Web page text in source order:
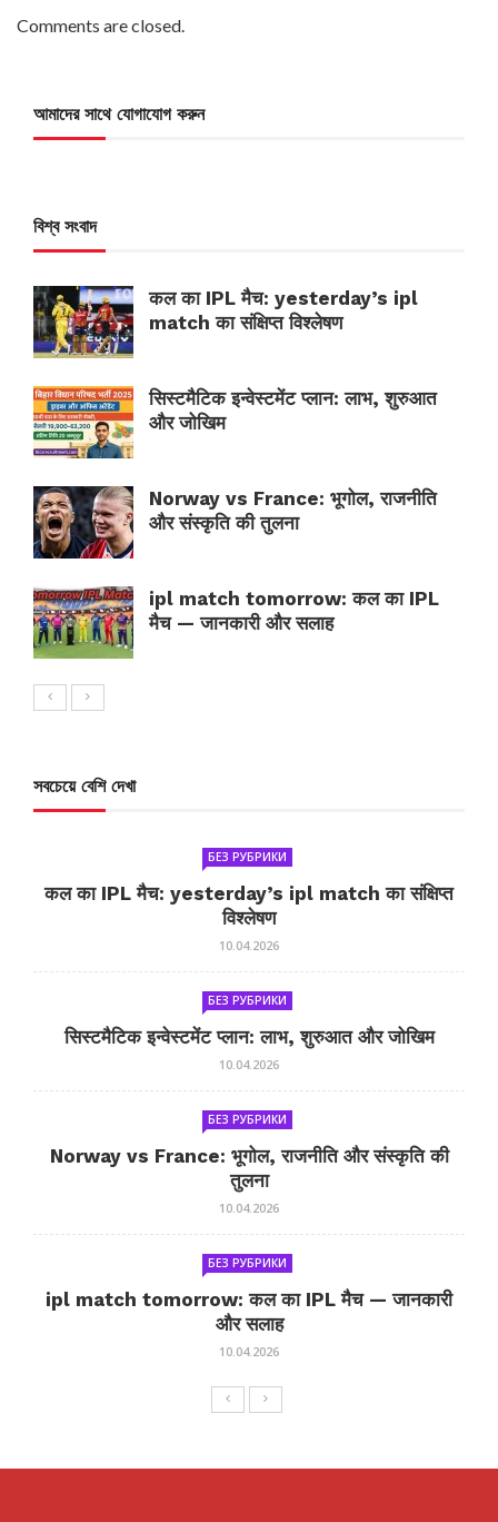
Comments are closed.
আমাদের সাথে যোগাযোগ করুন
বিশ্ব সংবাদ
कल का IPL मैच: yesterday’s ipl
match का संक्षिप्त विश्लेषण
सिस्टमैटिक इन्वेस्टमेंट प्लान: लाभ, शुरुआत
और जोखिम
Norway vs France: भूगोल, राजनीति
और संस्कृति की तुलना
ipl match tomorrow: कल का IPL
मैच — जानकारी और सलाह
সবচেয়ে বেশি দেখা
БЕЗ РУБРИКИ
कल का IPL मैच: yesterday’s ipl match का संक्षिप्त
विश्लेषण
10.04.2026
БЕЗ РУБРИКИ
सिस्टमैटिक इन्वेस्टमेंट प्लान: लाभ, शुरुआत और जोखिम
10.04.2026
БЕЗ РУБРИКИ
Norway vs France: भूगोल, राजनीति और संस्कृति की
तुलना
10.04.2026
БЕЗ РУБРИКИ
ipl match tomorrow: कल का IPL मैच — जानकारी
और सलाह
10.04.2026